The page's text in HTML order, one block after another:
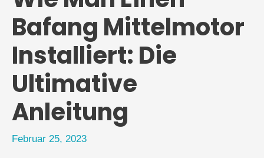
Bafang Mittelmotor
Installiert: Die
Ultimative
Anleitung
Februar 25, 2023